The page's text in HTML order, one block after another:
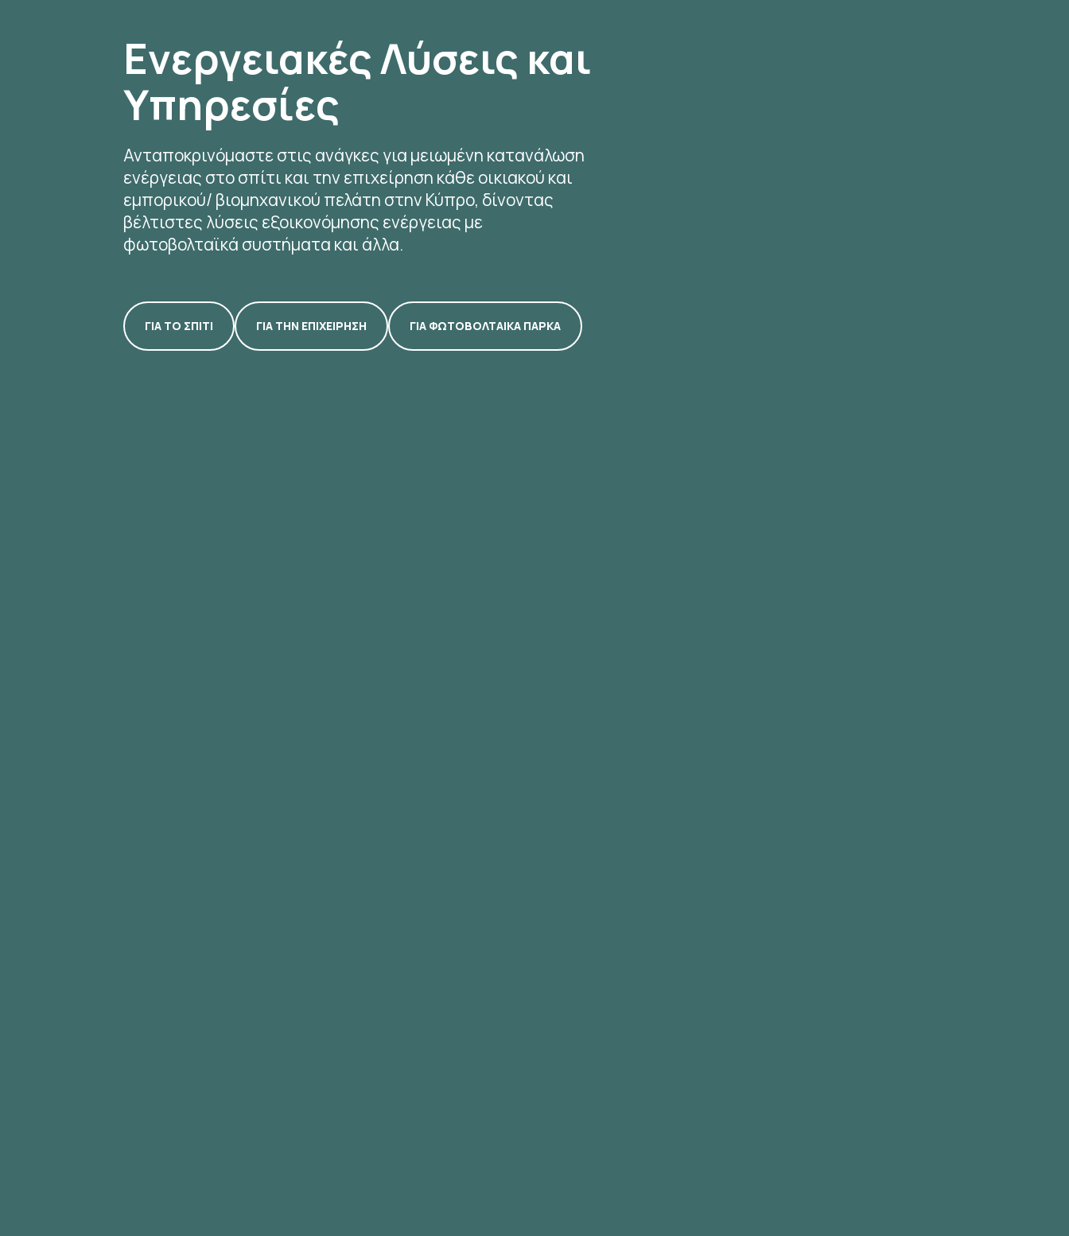
Ενεργειακές Λύσεις και
Υπηρεσίες
Ανταποκρινόμαστε στις ανάγκες για μειωμένη κατανάλωση
ενέργειας στο σπίτι και την επιχείρηση κάθε οικιακού και
εμπορικού/ βιομηχανικού πελάτη στην Κύπρο, δίνοντας
βέλτιστες λύσεις εξοικονόμησης ενέργειας με
φωτοβολταϊκά συστήματα και άλλα.
ΓΙΑ ΤΟ ΣΠΙΤΙ ΓΙΑ ΤΗΝ ΕΠΙΧΕΙΡΗΣΗ ΓΙΑ ΦΩΤΟΒΟΛΤΑΙΚΑ ΠΑΡΚΑ